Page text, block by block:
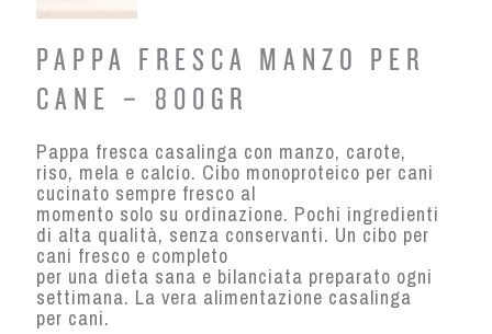
PAPPA FRESCA MANZO PER
CANE – 800GR
Pappa fresca casalinga con manzo, carote,
riso, mela e calcio. Cibo monoproteico per cani
cucinato sempre fresco al
momento solo su ordinazione. Pochi ingredienti
di alta qualità, senza conservanti. Un cibo per
cani fresco e completo
per una dieta sana e bilanciata preparato ogni
settimana. La vera alimentazione casalinga
per cani.